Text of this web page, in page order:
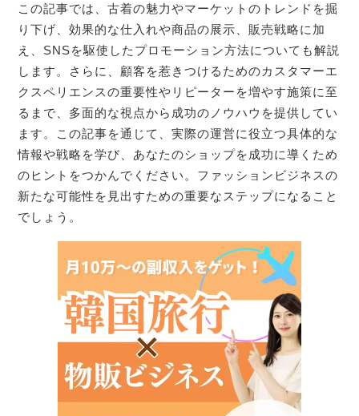
この記事では、古着の魅力やマーケットのトレンドを掘
り下げ、効果的な仕入れや商品の展示、販売戦略に加
え、SNSを駆使したプロモーション方法についても解説
します。さらに、顧客を惹きつけるためのカスタマーエ
クスペリエンスの重要性やリピーターを増やす施策に至
るまで、多面的な視点から成功のノウハウを提供してい
ます。この記事を通じて、実際の運営に役立つ具体的な
情報や戦略を学び、あなたのショップを成功に導くため
のヒントをつかんでください。ファッションビジネスの
新たな可能性を見出すための重要なステップになること
でしょう。